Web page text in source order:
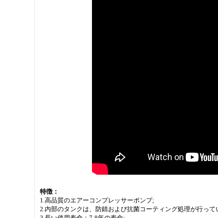
特徴：
1.高品質のエアーコンプレッサーポンプ;
2.内部のタンクは、防錆および抗菌コーティング処理が行って